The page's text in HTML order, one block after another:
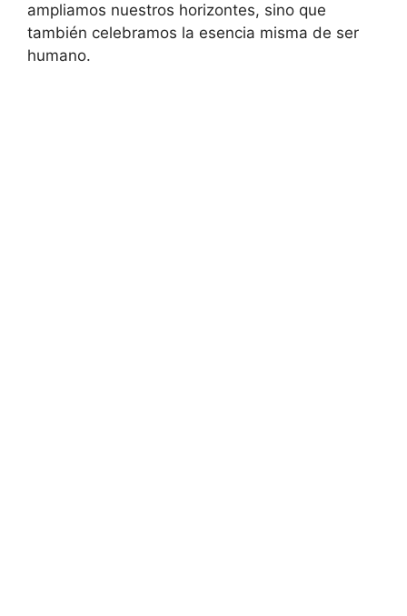
ampliamos nuestros horizontes, sino que
también celebramos la esencia misma de ser
humano.